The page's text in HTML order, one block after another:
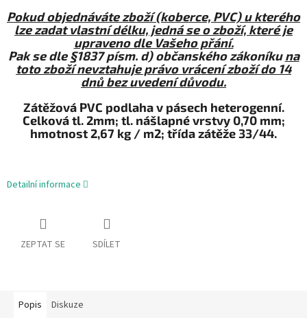
Pokud objednáváte zboží (koberce, PVC) u kterého
lze zadat vlastní délku, jedná se o zboží, které je
upraveno dle Vašeho přání.
Pak se dle §1837 písm. d) občanského zákoníkuna
toto zboží nevztahuje právo vrácení zboží do 14
dnů bez uvedení důvodu.
Zátěžová PVC podlaha v pásech heterogenní.
Celková tl. 2mm; tl. nášlapné vrstvy 0,70 mm;
hmotnost 2,67 kg / m2; třída zátěže 33/44.
Detailní informace
ZEPTAT SE SDÍLET
Popis Diskuze